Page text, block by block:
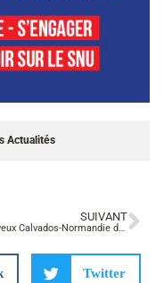
Actualités
SUIVANT
Prix Bayeux Calvados-Normandie des correspondants de guerre
Twitter